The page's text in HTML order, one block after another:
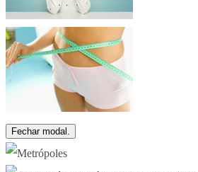
Fechar modal.